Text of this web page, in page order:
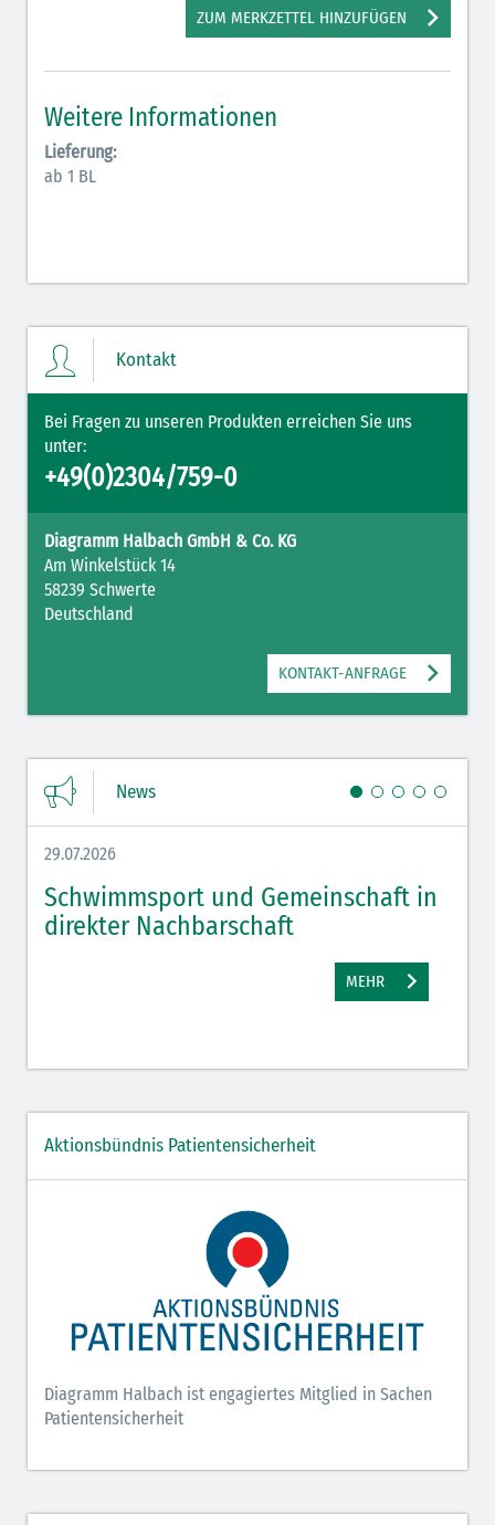
Inodilatatoren (rot-grün)
Elektrolyte (grün-pink)
Elektrolyte Kalium (grün-blau)
Elektrolyte NaCl (grün)
ZUM MERKZETTEL HINZUFÜGEN
Weitere Informationen
Lieferung:
ab 1 BL
Kontakt
Bei Fragen zu unseren Produkten erreichen Sie uns
unter:
+49(0)2304/759-0
Diagramm Halbach GmbH & Co. KG
Am Winkelstück 14
58239 Schwerte
Deutschland
KONTAKT-ANFRAGE
News
29.07.2026
Schwimmsport und Gemeinschaft in
direkter Nachbarschaft
MEHR
Aktionsbündnis Patientensicherheit
Diagramm Halbach ist engagiertes Mitglied in Sachen
Patientensicherheit